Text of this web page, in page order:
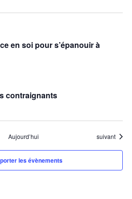
en soi pour s’épanouir à
contraignants
Aujourd’hui Évènements
suivant
les évènements